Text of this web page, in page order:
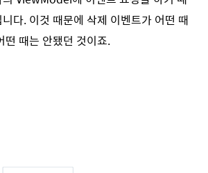
다. 이것 때문에 삭제 이벤트가 어떤 때
떤 때는 안됐던 것이죠.